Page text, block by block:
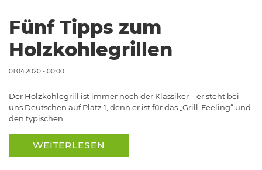
Fünf Tipps zum
Holzkohlegrillen
01.04.2020 - 00:00
Der Holzkohlegrill ist immer noch der Klassiker – er steht bei
uns Deutschen auf Platz 1, denn er ist für das „Grill-Feeling“ und
den typischen…
WEITERLESEN